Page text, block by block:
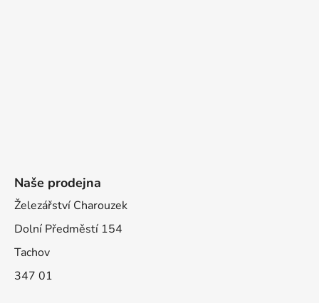
Naše prodejna
Železářství Charouzek
Dolní Předměstí 154
Tachov
347 01